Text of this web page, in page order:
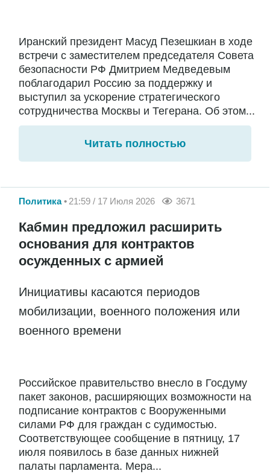
Иранский президент Масуд Пезешкиан в ходе
встречи с заместителем председателя Совета
безопасности РФ Дмитрием Медведевым
поблагодарил Россию за поддержку и
выступил за ускорение стратегического
сотрудничества Москвы и Тегерана. Об этом...
Читать полностью
Политика 21:59 / 17 Июля 2026 3671
Кабмин предложил расширить
основания для контрактов
осужденных с армией
Инициативы касаются периодов
мобилизации, военного положения или
военного времени
Российское правительство внесло в Госдуму
пакет законов, расширяющих возможности на
подписание контрактов с Вооруженными
силами РФ для граждан с судимостью.
Соответствующее сообщение в пятницу, 17
июля появилось в базе данных нижней
палаты парламента. Мера...